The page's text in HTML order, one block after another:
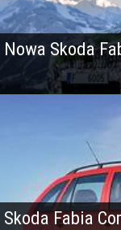
Nowa Skoda
Skoda Fabia